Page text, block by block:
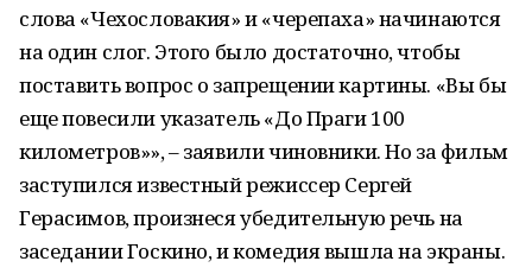
слова «Чехословакия» и «черепаха» начинаются
на один слог. Этого было достаточно, чтобы
поставить вопрос о запрещении картины. «Вы бы
еще повесили указатель «До Праги 100
километров»», – заявили чиновники. Но за фильм
заступился известный режиссер Сергей
Герасимов, произнеся убедительную речь на
заседании Госкино, и комедия вышла на экраны.